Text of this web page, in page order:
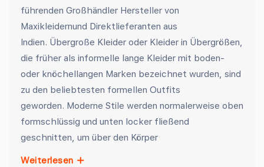
führenden Großhändler Hersteller von
Maxikleidernund Direktlieferanten aus
Indien. Übergroße Kleider oder Kleider in Übergrößen,
die früher als informelle lange Kleider mit boden-
oder knöchellangen Marken bezeichnet wurden, sind
zu den beliebtesten formellen Outfits
geworden. Moderne Stile werden normalerweise oben
formschlüssig und unten locker fließend
geschnitten, um über den Körper
Weiterlesen